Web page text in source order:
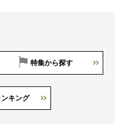
特集から探す
キング